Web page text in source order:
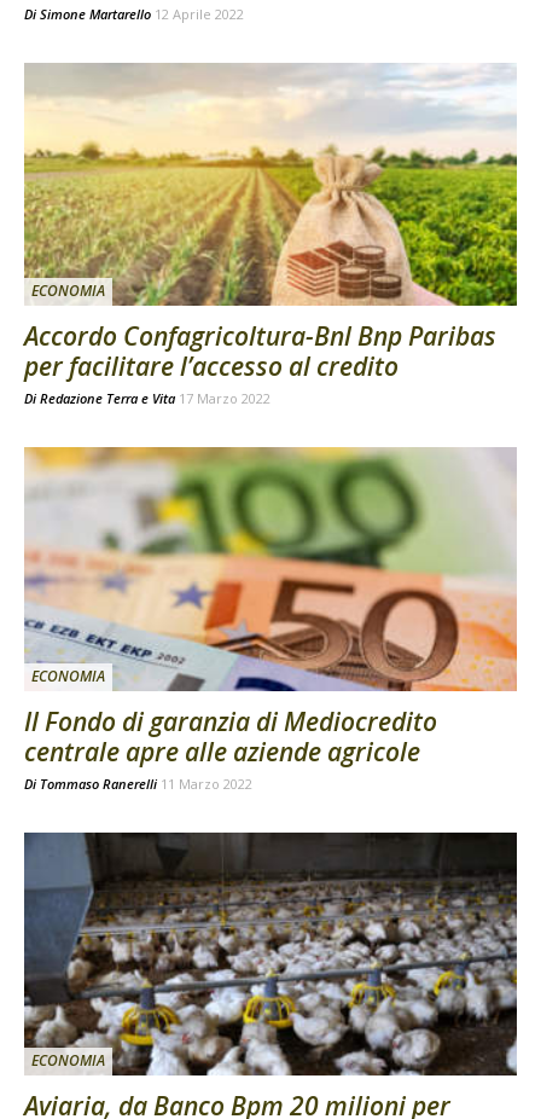
Di Simone Martarello 12 Aprile 2022
ECONOMIA
Accordo Confagricoltura-Bnl Bnp Paribas
per facilitare l’accesso al credito
Di Redazione Terra e Vita 17 Marzo 2022
ECONOMIA
Il Fondo di garanzia di Mediocredito
centrale apre alle aziende agricole
Di Tommaso Ranerelli 11 Marzo 2022
ECONOMIA
Aviaria, da Banco Bpm 20 milioni per